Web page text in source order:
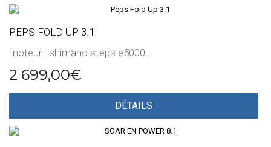
PEPS FOLD UP 3.1
moteur : shimano steps e5000...
2 699,00€
DÉTAILS